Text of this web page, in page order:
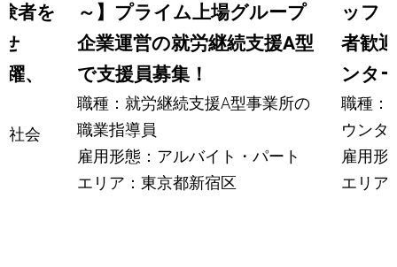
者を
、
社会
～】プライム上場グループ
企業運営の就労継続支援A型
で支援員募集！
職種：就労継続支援A型事業所の
職業指導員
雇用形態：アルバイト・パート
エリア：東京都新宿区
ッフ
者歓
ンタ
職種：
ウンタ
雇用形
エリア